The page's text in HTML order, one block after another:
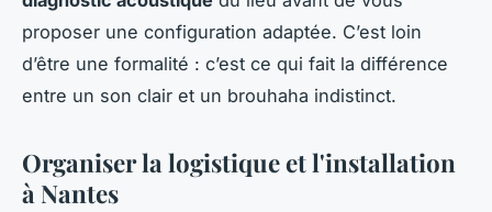
proposer une configuration adaptée. C’est loin
d’être une formalité : c’est ce qui fait la différence
entre un son clair et un brouhaha indistinct.
Organiser la logistique et l'installation
à Nantes